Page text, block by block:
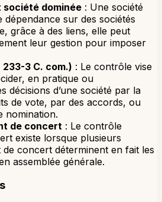
dominée : Une société
dépendance sur des sociétés
grâce à des liens, elle peut
leur gestion pour imposer
3 C. com.) : Le contrôle vise
en pratique ou
décisions d’une société par la
de vote, par des accords, ou
nomination.
de concert : Le contrôle
existe lorsque plusieurs
de concert déterminent en fait les
assemblée générale.